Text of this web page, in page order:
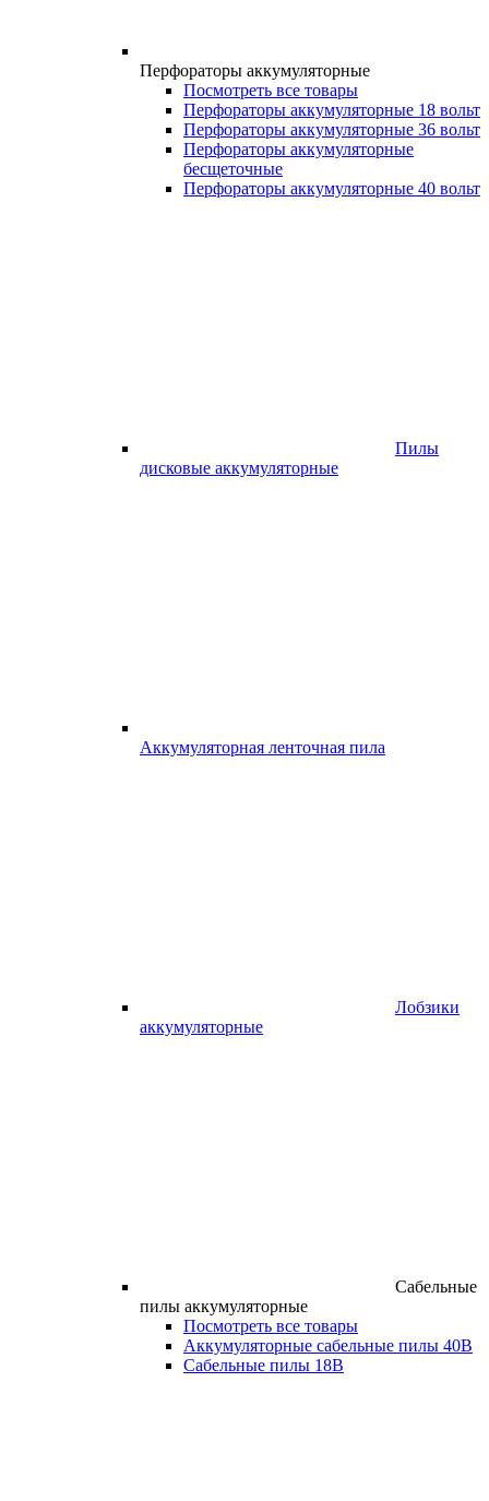
Перфораторы аккумуляторные
Посмотреть все товары
Перфораторы аккумуляторные 18 вольт
Перфораторы аккумуляторные 36 вольт
Перфораторы аккумуляторные
бесщеточные
Перфораторы аккумуляторные 40 вольт
Пилы
дисковые аккумуляторные
Аккумуляторная ленточная пила
Лобзики
аккумуляторные
Сабельные
пилы аккумуляторные
Посмотреть все товары
Аккумуляторные сабельные пилы 40В
Сабельные пилы 18В